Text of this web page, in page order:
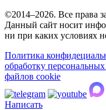
©2014–2026. Все права
Данный сайт носит
ни при каких условиях
Политика
обработку
файлов cookie
Написать